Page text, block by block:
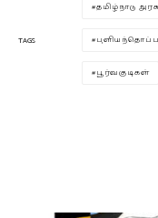
TAGS
தமிழ்நாடு அரசு
பூர்வகுடிகள்